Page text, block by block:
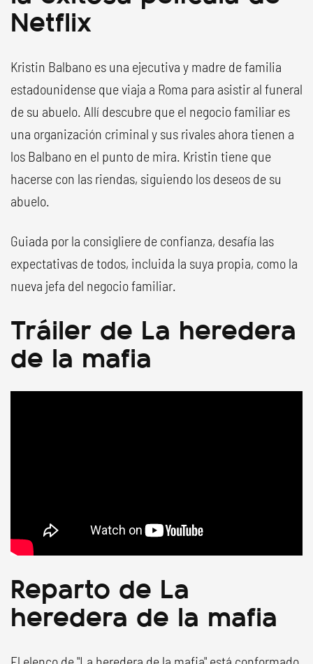
Netflix
Kristin Balbano es una ejecutiva y madre de familia
estadounidense que viaja a Roma para asistir al funeral
de su abuelo. Allí descubre que el negocio familiar es
una organización criminal y sus rivales ahora tienen a
los Balbano en el punto de mira. Kristin tiene que
hacerse con las riendas, siguiendo los deseos de su
abuelo.
Guiada por la consigliere de confianza, desafía las
expectativas de todos, incluida la suya propia, como la
nueva jefa del negocio familiar.
Tráiler de La heredera
de la mafia
Reparto de La
heredera de la mafia